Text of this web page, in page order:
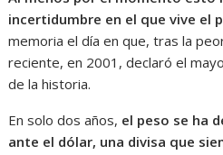
incertidumbre en el que vive el
memoria el día en que, tras la
reciente, en 2001, declaró el
de la historia.
En solo dos años, el peso se ha
ante el dólar, una divisa que